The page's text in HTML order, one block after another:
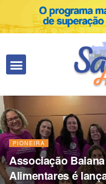
PIONEIRA
Associação
Alimentares é